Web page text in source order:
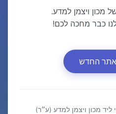
מכון ויצמן למדע.
כבר מחכה לכם!
החדש
ליד מכון ויצמן למדע (ע״ר)